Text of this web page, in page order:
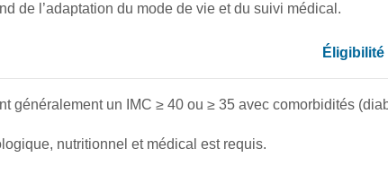
de l’adaptation du mode de vie et du suivi médical.
généralement un IMC ≥ 40 ou ≥ 35 avec comorbidités
nutritionnel et médical est requis.